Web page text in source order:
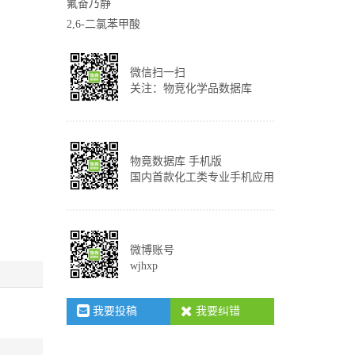
氟奋乃静
2,6-二氯苯甲酸
微信扫一扫
关注：物竞化学品数据库
物竟数据库 手机版
国内首款化工类专业手机应用
微博账号
wjhxp
我要投稿 我要纠错